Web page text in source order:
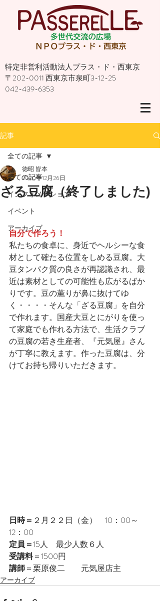
特定非営利活動法人プラス・ド・西東京
〒202-0011 西東京市泉町3-12-25
042-439-6353
記事
全ての記事
インフォメーション
イベント
アーカイブ
全ての記事
ざる豆腐（終了しました)
徳昭 皆本
2020年12月26日
自分で作ろう！
私たちの食卓に、身近でヘルシーな食
材として確たる位置をしめる豆腐。大
豆タンパク質の良さが再認識され、最
近は素材としての可能性も広がるばか
りです。豆の薫りが鼻に抜けてゆ
く・・・・そんな「ざる豆腐」を自分
で作れます。国産大豆とにがりを使っ
て家庭でも作れる方法で、生活クラブ
の豆腐の若き生産者、『元気屋』さん
が丁寧に教えます。作った豆腐は、分
けてお持ち帰りいただきます。
日時＝ ２月２２日（金）　10：00～
12：00
定員＝15人　最少人数６人
受講料＝1500円
講師＝栗原俊二　　元気屋店主
アーカイブ